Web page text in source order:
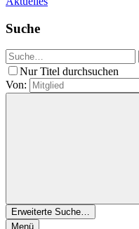
Suche
Nur Titel durchsuchen
Von:
Erweiterte Suche…
Menü